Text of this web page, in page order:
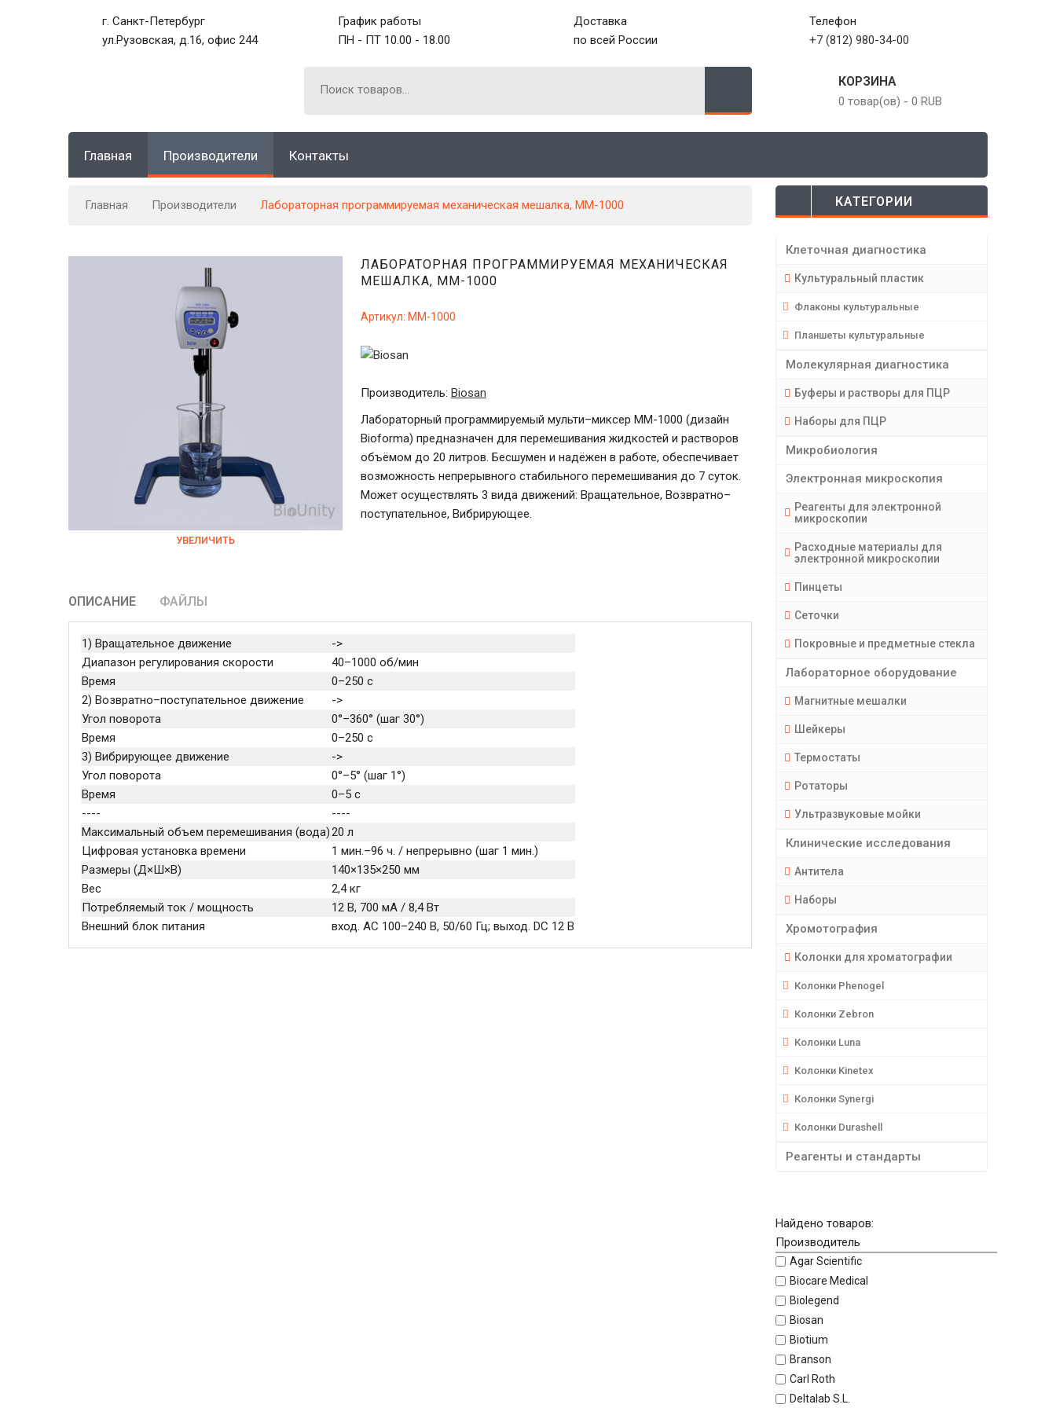
г. Санкт-Петербург
ул.Рузовская, д.16, офис 244
График работы
ПН - ПТ 10.00 - 18.00
Доставка
по всей России
Телефон
+7 (812) 980-34-00
КОРЗИНА
0 товар(ов) - 0 RUB
Главная Производители Контакты
Главная Производители Лабораторная программируемая механическая мешалка, MM-1000
УВЕЛИЧИТЬ
ЛАБОРАТОРНАЯ ПРОГРАММИРУЕМАЯ МЕХАНИЧЕСКАЯ
МЕШАЛКА, MM-1000
Артикул: MM-1000
Производитель: Biosan
Лабораторный программируемый мульти–миксер ММ-1000 (дизайн
Bioforma) предназначен для перемешивания жидкостей и растворов
объёмом до 20 литров. Бесшумен и надёжен в работе, обеспечивает
возможность непрерывного стабильного перемешивания до 7 суток.
Может осуществлять 3 вида движений: Вращательное, Возвратно–
поступательное, Вибрирующее.
ОПИСАНИЕ ФАЙЛЫ
1) Вращательное движение
->
Диапазон регулирования скорости
40–1000 об/мин
Время
0–250 с
2) Возвратно–поступательное движение
->
Угол поворота
0°–360° (шаг 30°)
Время
0–250 с
3) Вибрирующее движение
->
Угол поворота
0°–5° (шаг 1°)
Время
0–5 с
----
----
Максимальный объем перемешивания (вода)20 л
Цифровая установка времени
1 мин.–96 ч. / непрерывно (шаг 1 мин.)
Размеры (Д×Ш×В)
140×135×250 мм
Вес
2,4 кг
Потребляемый ток / мощность
12 В, 700 мА / 8,4 Вт
Внешний блок питания
вход. AC 100–240 В, 50/60 Гц; выход. DC 12 В
КАТЕГОРИИ
Клеточная диагностика
Культуральный пластик
Флаконы культуральные
Планшеты культуральные
Молекулярная диагностика
Буферы и растворы для ПЦР
Наборы для ПЦР
Микробиология
Электронная микроскопия
Реагенты для электронной
микроскопии
Расходные материалы для
электронной микроскопии
Пинцеты
Сеточки
Покровные и предметные стекла
Лабораторное оборудование
Магнитные мешалки
Шейкеры
Термостаты
Ротаторы
Ультразвуковые мойки
Клинические исследования
Антитела
Наборы
Хромотография
Колонки для хроматографии
Колонки Phenogel
Колонки Zebron
Колонки Luna
Колонки Kinetex
Колонки Synergi
Колонки Durashell
Реагенты и стандарты
Найдено товаров:
Производитель
Agar Scientific
Biocare Medical
Biolegend
Biosan
Biotium
Branson
Carl Roth
Deltalab S.L.